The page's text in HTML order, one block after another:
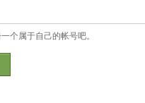
个属于自己的帐号吧。